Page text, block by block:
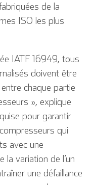
de la
ISO les plus
IATF 16949, tous
doivent être
chaque partie
», explique
pour garantir
qui
avec une
variation de l’un
une défaillance